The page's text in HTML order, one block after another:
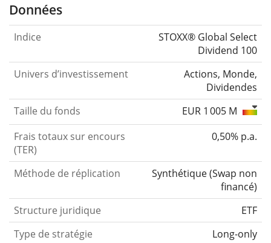
Données
Indice
STOXX® Global Select
Dividend 100
Univers d’investissement
Actions, Monde,
Dividendes
Taille du fonds
EUR 1 005 M
Frais totaux sur encours
(TER)
0,50% p.a.
Méthode de réplication Synthétique(Swap non
financé)
Structure juridique
ETF
Type de stratégie
Long-only